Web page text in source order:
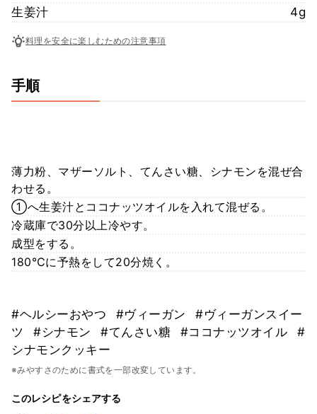
生姜汁
4g
料理を安全に楽しむための注意事項
手順
薄力粉、マザーソルト、てんさい糖、シナモンを混ぜ合
わせる。
①へ生姜汁とココナッツオイルを入れて混ぜる。
冷蔵庫で30分以上冷やす。
成型をする。
180℃に予熱をして20分焼く。
#ヘルシーおやつ #ヴィーガン
#ヴィーガンスイー
ツ
#シナモン #てんさい糖 #ココナッツオイル
#
シナモンクッキー
※みやすさのために書式を一部改変しています。
このレシピをシェアする